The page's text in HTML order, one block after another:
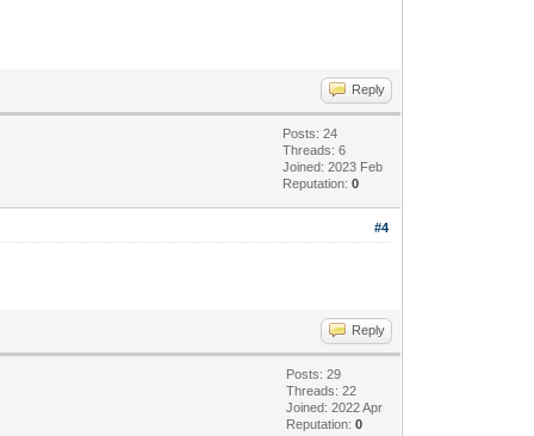
Reply
Posts: 24
Threads: 6
Joined: 2023 Feb
Reputation:0
#4
Reply
Posts: 29
Threads: 22
Joined: 2022 Apr
Reputation:0